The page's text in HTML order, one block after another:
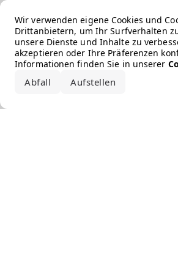
Wir verwenden eigene Cookies und
Drittanbietern, um Ihr Surfverhalten
unsere Dienste und Inhalte zu
akzeptieren oder Ihre Präferenzen
Informationen finden Sie in unserer
Abfall Aufstellen
Error loading